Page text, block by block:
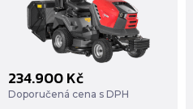
234.900Kč
Doporučená cena s DPH